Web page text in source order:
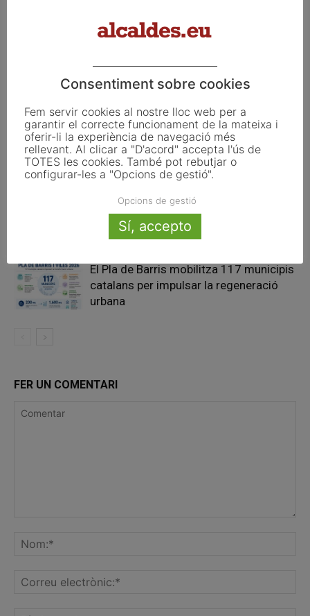
El Regne Unit, en estat de xoc
“Conservem entre tots el
Pals reclama revisar el decret dels
habitatges d’ús turístic per preservar
l’autonomia municipal
La UE activa les primeres obligacions
de transparència de la Llei d’IA que
afecten els ajuntaments
El Pla de Barris mobilitza 117 municipis
catalans per impulsar la regeneració
urbana
FER UN COMENTARI
Consentiment sobre cookies
Fem servir cookies al nostre lloc web per a
garantir el correcte funcionament de la mateixa i
oferir-li la experiència de navegació més
rellevant. Al clicar a "D'acord" accepta l'ús de
TOTES les cookies. També pot rebutjar o
configurar-les a "Opcions de gestió".
Opcions de gestió
Sí, accepto